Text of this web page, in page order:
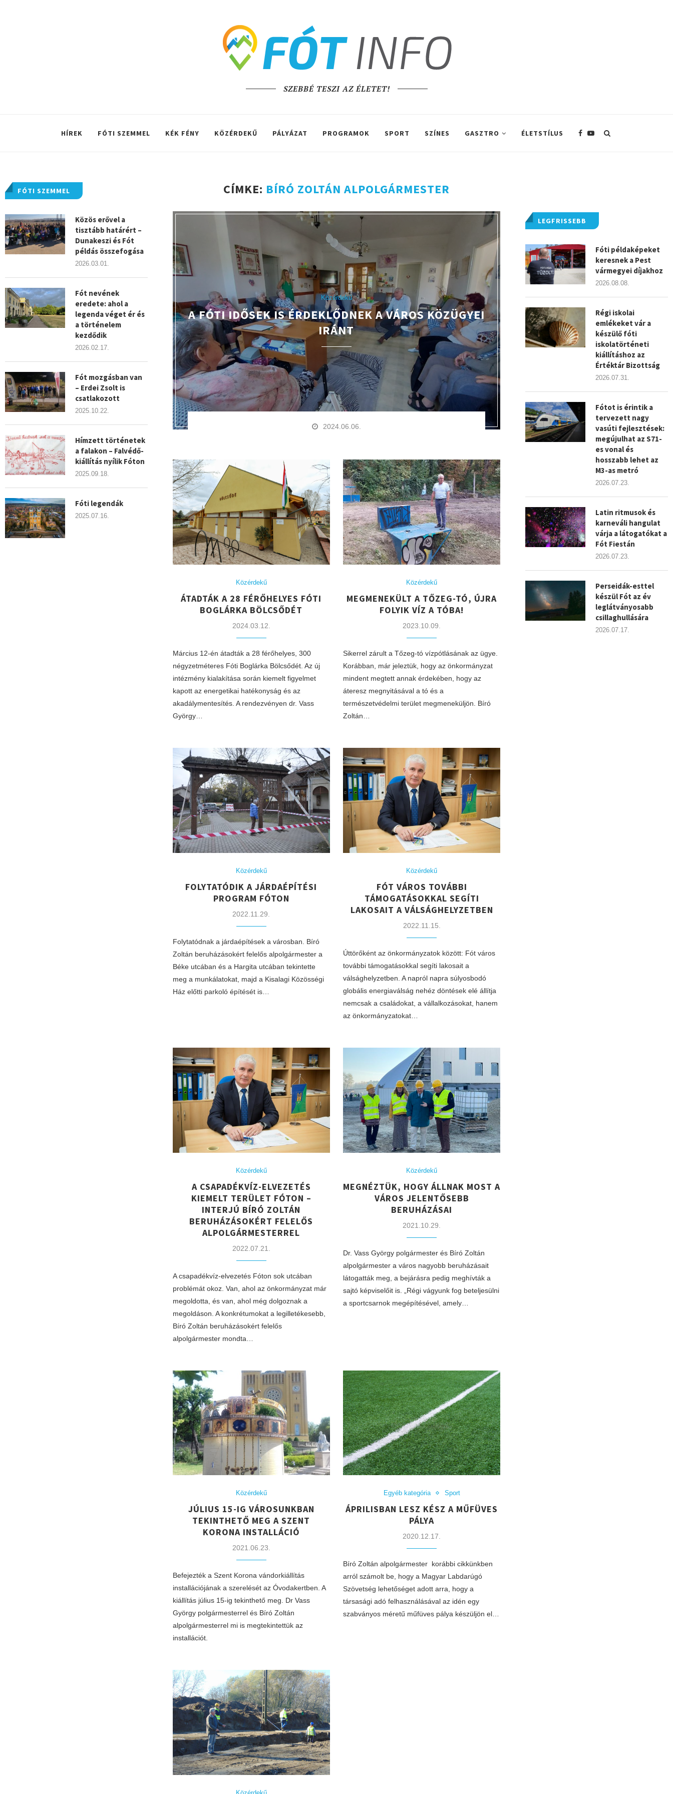
SZEBBÉ TESZI AZ ÉLETET!
HÍREK FÓTI SZEMMEL KÉK FÉNY KÖZÉRDEKŰ PÁLYÁZAT PROGRAMOK SPORT SZÍNES GASZTRO ÉLETSTÍLUS
CÍMKE: BÍRÓ ZOLTÁN ALPOLGÁRMESTER
Közérdekű
A FÓTI IDŐSEK IS ÉRDEKLŐDNEK A VÁROS KÖZÜGYEI
IRÁNT
2024.06.06.
Közérdekű
ÁTADTÁK A 28 FÉRŐHELYES FÓTI
BOGLÁRKA BÖLCSŐDÉT
2024.03.12.
Március 12-én átadták a 28 férőhelyes, 300
négyzetméteres Fóti Boglárka Bölcsődét. Az új
intézmény kialakítása során kiemelt figyelmet
kapott az energetikai hatékonyság és az
akadálymentesítés. A rendezvényen dr. Vass
György…
Közérdekű
MEGMENEKÜLT A TŐZEG-TÓ, ÚJRA
FOLYIK VÍZ A TÓBA!
2023.10.09.
Sikerrel zárult a Tőzeg-tó vízpótlásának az ügye.
Korábban, már jeleztük, hogy az önkormányzat
mindent megtett annak érdekében, hogy az
áteresz megnyitásával a tó és a
természetvédelmi terület megmeneküljön. Bíró
Zoltán…
Közérdekű
FOLYTATÓDIK A JÁRDAÉPÍTÉSI
PROGRAM FÓTON
2022.11.29.
Folytatódnak a járdaépítések a városban. Bíró
Zoltán beruházásokért felelős alpolgármester a
Béke utcában és a Hargita utcában tekintette
meg a munkálatokat, majd a Kisalagi Közösségi
Ház előtti parkoló építését is…
Közérdekű
FÓT VÁROS TOVÁBBI
TÁMOGATÁSOKKAL SEGÍTI
LAKOSAIT A VÁLSÁGHELYZETBEN
2022.11.15.
Úttörőként az önkormányzatok között: Fót város
további támogatásokkal segíti lakosait a
válsághelyzetben. A napról napra súlyosbodó
globális energiaválság nehéz döntések elé állítja
nemcsak a családokat, a vállalkozásokat, hanem
az önkormányzatokat…
Közérdekű
A CSAPADÉKVÍZ-ELVEZETÉS
KIEMELT TERÜLET FÓTON –
INTERJÚ BÍRÓ ZOLTÁN
BERUHÁZÁSOKÉRT FELELŐS
ALPOLGÁRMESTERREL
2022.07.21.
A csapadékvíz-elvezetés Fóton sok utcában
problémát okoz. Van, ahol az önkormányzat már
megoldotta, és van, ahol még dolgoznak a
megoldáson. A konkrétumokat a legilletékesebb,
Bíró Zoltán beruházásokért felelős
alpolgármester mondta…
Közérdekű
MEGNÉZTÜK, HOGY ÁLLNAK MOST A
VÁROS JELENTŐSEBB
BERUHÁZÁSAI
2021.10.29.
Dr. Vass György polgármester és Bíró Zoltán
alpolgármester a város nagyobb beruházásait
látogatták meg, a bejárásra pedig meghívták a
sajtó képviselőit is. „Régi vágyunk fog beteljesülni
a sportcsarnok megépítésével, amely…
Közérdekű
JÚLIUS 15-IG VÁROSUNKBAN
TEKINTHETŐ MEG A SZENT
KORONA INSTALLÁCIÓ
2021.06.23.
Befejezték a Szent Korona vándorkiállítás
installációjának a szerelését az Óvodakertben. A
kiállítás július 15-ig tekinthető meg. Dr Vass
György polgármesterrel és Bíró Zoltán
alpolgármesterrel mi is megtekintettük az
installációt.
Egyéb kategória Sport
ÁPRILISBAN LESZ KÉSZ A MŰFÜVES
PÁLYA
2020.12.17.
Bíró Zoltán alpolgármester korábbi cikkünkben
arról számolt be, hogy a Magyar Labdarúgó
Szövetség lehetőséget adott arra, hogy a
társasági adó felhasználásával az idén egy
szabványos méretű műfüves pálya készüljön el…
LEGFRISSEBB
Fóti példaképeket
keresnek a Pest
vármegyei díjakhoz
2026.08.08.
Régi iskolai
emlékeket vár a
készülő fóti
iskolatörténeti
kiállításhoz az
Értéktár Bizottság
2026.07.31.
Fótot is érintik a
tervezett nagy
vasúti fejlesztések:
megújulhat az S71-
es vonal és
hosszabb lehet az
M3-as metró
2026.07.23.
Latin ritmusok és
karneváli hangulat
várja a látogatókat a
Fót Fiestán
2026.07.23.
Perseidák-esttel
készül Fót az év
leglátványosabb
csillaghullására
2026.07.17.
FÓTI SZEMMEL
Közös erővel a
tisztább határért –
Dunakeszi és Fót
példás összefogása
2026.03.01.
Fót nevének
eredete: ahol a
legenda véget ér és
a történelem
kezdődik
2026.02.17.
Fót mozgásban van
– Erdei Zsolt is
csatlakozott
2025.10.22.
Hímzett történetek
a falakon – Falvédő-
kiállítás nyílik Fóton
2025.09.18.
Fóti legendák
2025.07.16.